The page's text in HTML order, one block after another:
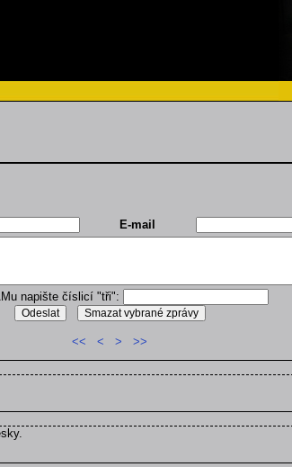
E-mail
napište číslicí "tři":
<< < > >>